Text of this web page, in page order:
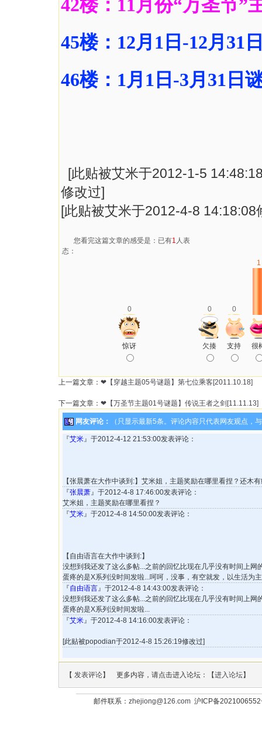
42楼：11月份“万圣节”
45楼：12月1日-12月31
46楼：1月1日-3月31日
[此贴被艾米于2012-1-5
修改过]
[此贴被艾米于2012-4-8 14:18:08
您看完这篇文章的感受是：已有1 人表
态：
0 0 0
1
惊讶 欠揍 支持 很
上一篇文章： ❤【穿越主题05号谜题】第七位乘客[2011.10.18]
下一篇文章： ❤【万圣节主题01号谜题】传说王者之剑[11.11.13]
网友评论： （只显示最新5条。评论内容只代表网友观点，
『艾米』于2012-4-12 21:53:00发表评论：
【张晨萧在大作中谈到:】艾米姐，主题奖励在哪里看捏？还
『张晨萧』于2012-4-8 17:46:00发表评论：
艾米姐，主题奖励在哪里看捏？
『艾米』于2012-4-8 14:50:00发表评论：
【自由语言在大作中谈到:】
没想到我还发了这么多帖...之前的回忆比现在几乎没有时间上网
蛋疼的是X系列没时间发啦...呵呵，没事，有空就发，以生活为
『自由语言』于2012-4-8 14:43:00发表评论：
没想到我还发了这么多帖...之前的回忆比现在几乎没有时间上网
蛋疼的是X系列没时间发啦...
『艾米』于2012-4-8 14:16:00发表评论：
[此贴被popodian于2012-4-8 15:26:19修改过]
【 发表评论】 更多内容，请点击进入论坛：【进入论坛】
邮件联系： zhejiong@126.com沪ICP备